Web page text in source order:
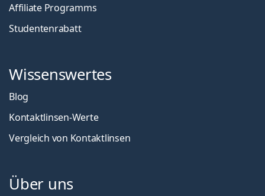
Affiliate Programms
Studentenrabatt
Wissenswertes
Blog
Kontaktlinsen-Werte
Vergleich von Kontaktlinsen
Über uns